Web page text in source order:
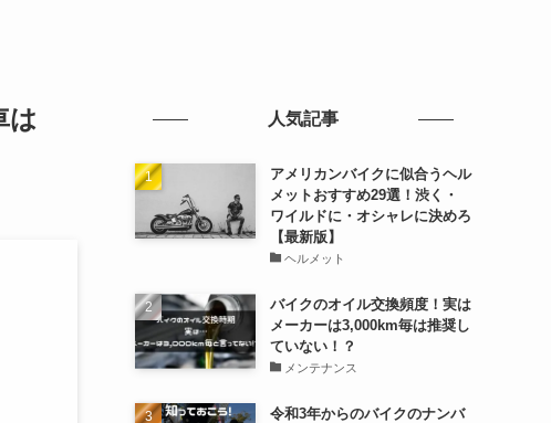
は
人気記事
アメリカンバイクに似合うヘル
メットおすすめ29選！渋く・
ワイルドに・オシャレに決めろ
【最新版】
ヘルメット
バイクのオイル交換頻度！実は
メーカーは3,000km毎は推奨し
ていない！？
メンテナンス
令和3年からのバイクのナンバ